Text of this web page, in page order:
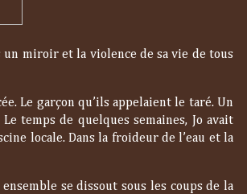
un miroir et la violence de sa vie de tous
Le garçon qu’ils appelaient le taré. Un
temps de quelques semaines, Jo avait
locale. Dans la froideur de l’eau et la
se dissout sous les coups de la